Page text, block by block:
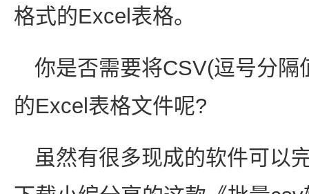
格式的Excel表格。
你是否需要将CSV(逗号分
的Excel表格文件呢?
虽然有很多现成的软件可以